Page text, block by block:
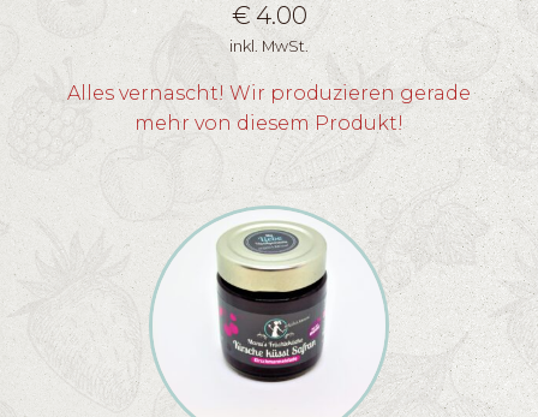
€ 4.00
inkl. MwSt.
Alles vernascht! Wir produzieren gerade
mehr von diesem Produkt!